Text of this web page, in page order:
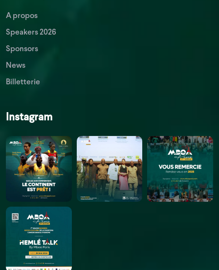
A propos
Speakers 2026
Sponsors
News
Billetterie
Instagram